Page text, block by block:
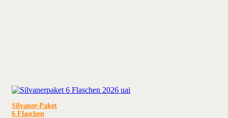
Silvaner-Paket
6 Flaschen